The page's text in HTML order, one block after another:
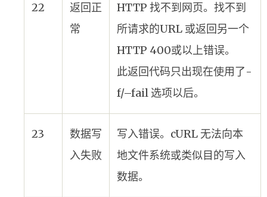
22
返回正
常
HTTP 找不到网页。找不到
所请求的URL 或返回另一个
HTTP 400或以上错误。
此返回代码只出现在使用了-
f/–fail 选项以后。
23
数据写
入失败
写入错误。cURL 无法向本
地文件系统或类似目的写入
数据。